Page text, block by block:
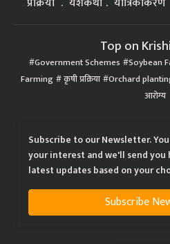
Government Schemes Soybean
Farming कृषी प्रक्रिया Orchard
आरोग्य
your interest and we'll send you
latest updates based on your
Subscribe